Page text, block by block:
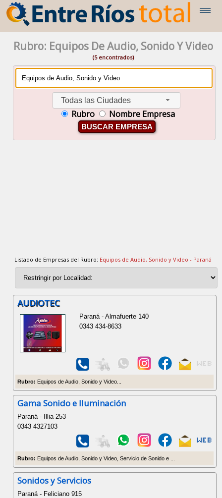
Rubro: Equipos De Audio, Sonido Y Video
(5 encontrados)
Todas las Ciudades
Rubro Nombre Empresa
BUSCAR EMPRESA
Listado de Empresas del Rubro: Equipos de Audio, Sonido y Video - Paraná
AUDIOTEC
Paraná - Almafuerte 140
0343 434-8633
Rubro: Equipos de Audio, Sonido y Video...
Gama Sonido e Iluminación
Paraná - Illia 253
0343 4327103
Rubro: Equipos de Audio, Sonido y Video, Servicio de Sonido e ...
Sonidos y Servicios
Paraná - Feliciano 915